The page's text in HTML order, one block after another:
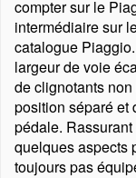
compter sur le
intermédiaire sur
catalogue
largeur de voie
de clignotants
position séparé et
pédale.
quelques aspects
toujours pas